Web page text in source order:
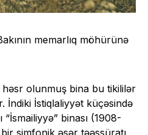
memarlıq möhürünə
həsr olunmuş bina bu tikililər
İndiki İstiqlaliyyət küçəsində
binası (1908-